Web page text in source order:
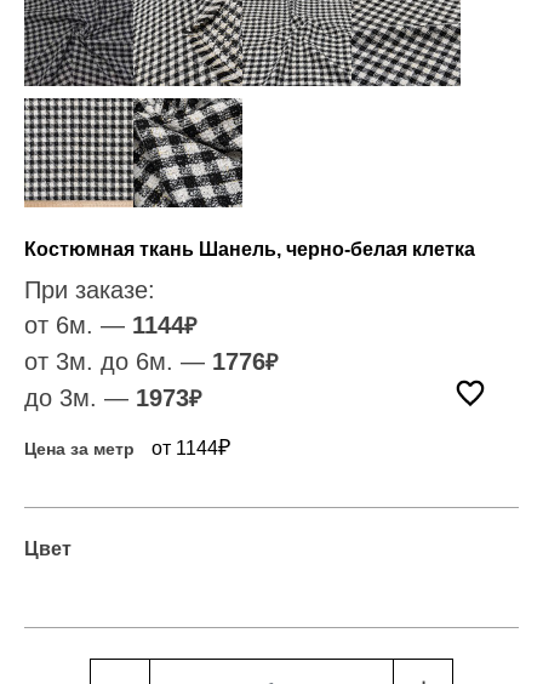
Костюмная ткань Шанель, черно-белая клетка
При заказе:
от 6м. — 1144₽
от 3м. до 6м. — 1776₽
до 3м. — 1973₽
Цена за метр от 1144₽
Цвет